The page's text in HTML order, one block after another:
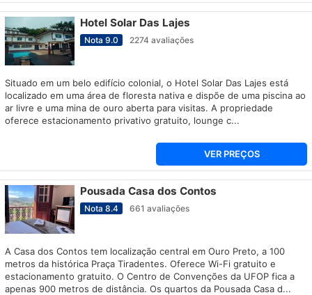
Hotel Solar Das Lajes
Nota 9.0 2274 avaliações
Situado em um belo edifício colonial, o Hotel Solar Das Lajes está
localizado em uma área de floresta nativa e dispõe de uma piscina ao
ar livre e uma mina de ouro aberta para visitas. A propriedade
oferece estacionamento privativo gratuito, lounge c...
VER PREÇOS
Pousada Casa dos Contos
Nota 8.4 661 avaliações
A Casa dos Contos tem localização central em Ouro Preto, a 100
metros da histórica Praça Tiradentes. Oferece Wi-Fi gratuito e
estacionamento gratuito. O Centro de Convenções da UFOP fica a
apenas 900 metros de distância. Os quartos da Pousada Casa d...